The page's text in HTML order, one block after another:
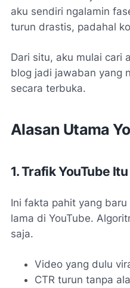
aku sendiri ngalamin
turun drastis, padahal
Dari situ, aku mulai cari
blog jadi jawaban yang
secara terbuka.
Alasan Utama
1. Trafik YouTube
Ini fakta pahit yang
lama di YouTube.
saja.
Video yang dulu
CTR turun tanpa